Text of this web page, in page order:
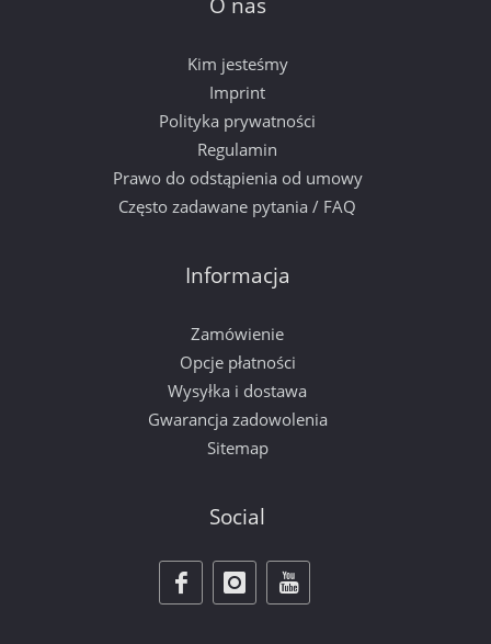
Kim jesteśmy
Imprint
Polityka prywatności
Regulamin
Prawo do odstąpienia od umowy
Często zadawane pytania / FAQ
Informacja
Zamówienie
Opcje płatności
Wysyłka i dostawa
Gwarancja zadowolenia
Sitemap
Social